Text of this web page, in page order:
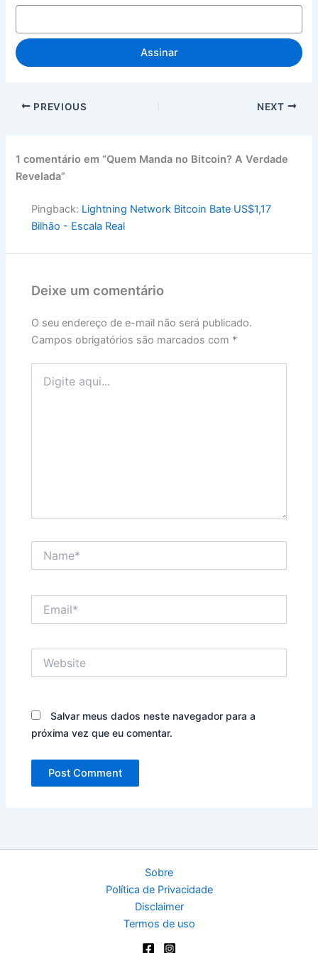
Assinar
PREVIOUS NEXT
1 comentário em “Quem Manda no Bitcoin? A Verdade
Revelada”
Pingback: Lightning Network Bitcoin Bate US$1,17
Bilhão - Escala Real
Deixe um comentário
O seu endereço de e-mail não será publicado.
Campos obrigatórios são marcados com *
aqui...
Salvar meus dados neste navegador para a
próxima vez que eu comentar.
Sobre
Política de Privacidade
Disclaimer
Termos de uso